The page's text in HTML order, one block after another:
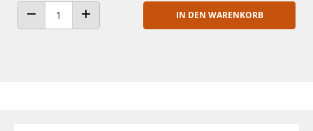
ANZAHL VERRINGERNANZAHL ERHÖHEN
IN DEN WARENKORB